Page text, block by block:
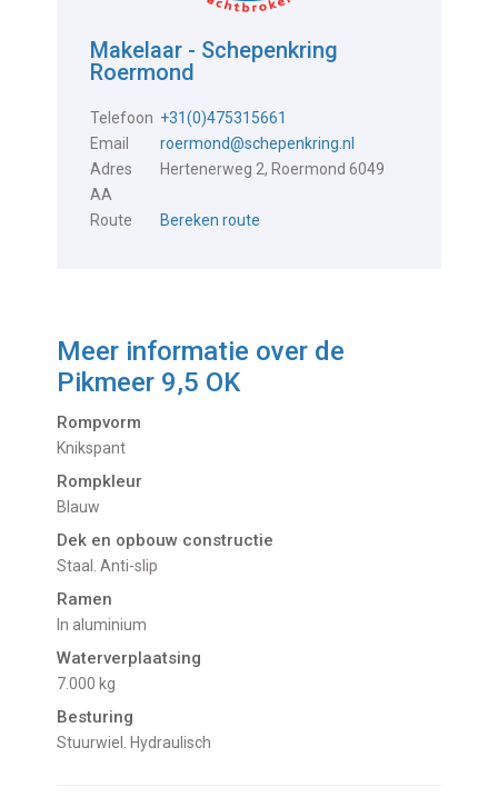
Makelaar - Schepenkring
Roermond
Telefoon +31(0)475315661
Email
roermond@schepenkring.nl
Adres
Hertenerweg 2, Roermond 6049
AA
Route
Bereken route
Meer informatie over de
Pikmeer 9,5 OK
Rompvorm
Knikspant
Rompkleur
Blauw
Dek en opbouw constructie
Staal. Anti-slip
Ramen
In aluminium
Waterverplaatsing
7.000 kg
Besturing
Stuurwiel. Hydraulisch